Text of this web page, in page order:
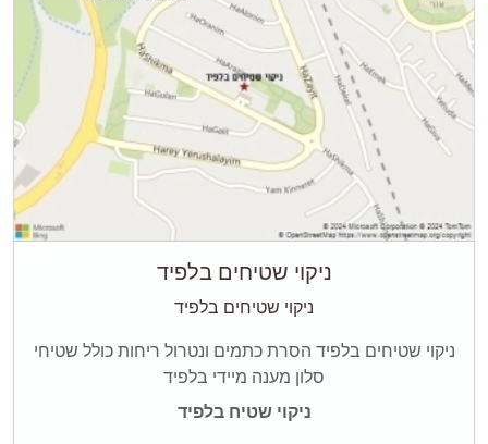
ניקוי שטיחים בלפיד
ניקוי שטיחים בלפיד
ניקוי שטיחים בלפיד הסרת כתמים ונטרול ריחות כולל שטיחי
סלון מענה מיידי בלפיד
ניקוי שטיח בלפיד